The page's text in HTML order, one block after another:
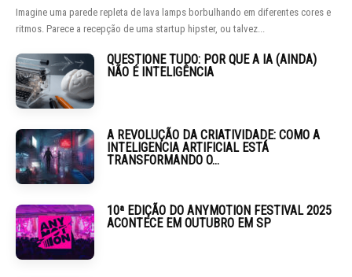
Imagine uma parede repleta de lava lamps borbulhando em diferentes cores e
ritmos. Parece a recepção de uma startup hipster, ou talvez...
QUESTIONE TUDO: POR QUE A IA (AINDA)
NÃO É INTELIGÊNCIA
A REVOLUÇÃO DA CRIATIVIDADE: COMO A
INTELIGENCIA ARTIFICIAL ESTÁ
TRANSFORMANDO O...
10ª EDIÇÃO DO ANYMOTION FESTIVAL 2025
ACONTECE EM OUTUBRO EM SP